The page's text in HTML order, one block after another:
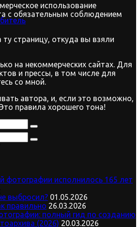
использование
с обязательным соблюдением
ту страницу, откуда вы взяли
на некоммерческих сайтах. Для
и прессы, в том числе для
со мной.
автора, и, если это возможно,
правила хорошего тона!
фотографии исполнилось 165 лет
выбросил? 01.05.2026
правильно 26.03.2026
полный гид по созданию
(2026) 20.03.2026